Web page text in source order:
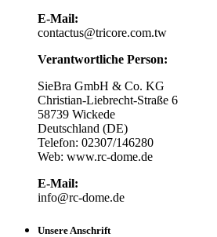
E-Mail:
contactus@tricore.com.tw
Verantwortliche Person:
SieBra GmbH & Co. KG
Christian-Liebrecht-Straße 6
58739 Wickede
Deutschland (DE)
Telefon: 02307/146280
Web: www.rc-dome.de
E-Mail:
info@rc-dome.de
Unsere Anschrift